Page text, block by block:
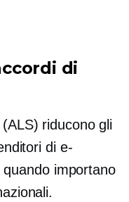
di
riducono gli
di e-
importano